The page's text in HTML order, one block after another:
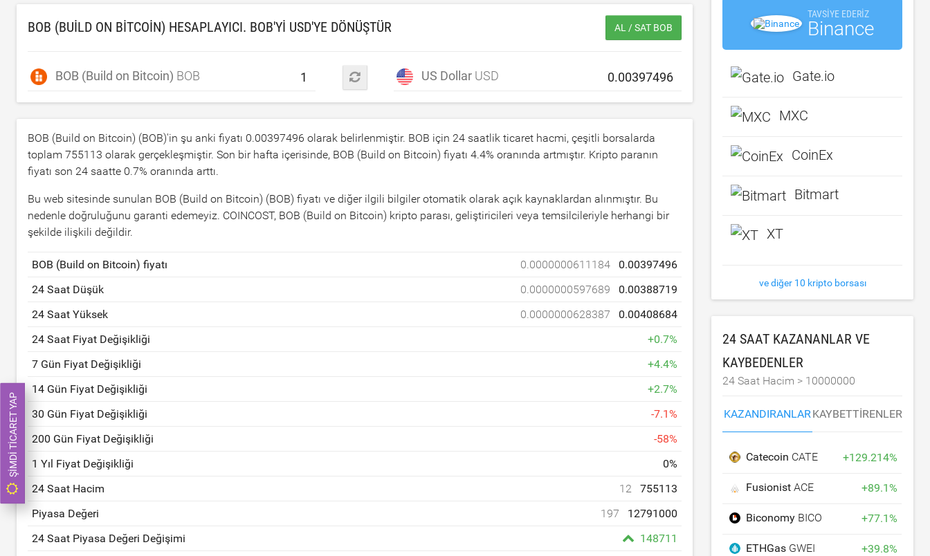
BOB (BUILD ON BITCOIN) HESAPLAYICI. BOB'YI USD'YE DÖNÜŞTÜR AL / SAT BOB
BOB (Build on Bitcoin) BOB US Dollar USD
BOB (Build on Bitcoin) (BOB)'in şu anki fiyatı 0.00397496 olarak belirlenmiştir. BOB için 24 saatlik ticaret hacmi, çeşitli borsalarda
toplam 755113 olarak gerçekleşmiştir. Son bir hafta içerisinde, BOB (Build on Bitcoin) fiyatı 4.4% oranında artmıştır. Kripto paranın
fiyatı son 24 saatte 0.7% oranında arttı.
Bu web sitesinde sunulan BOB (Build on Bitcoin) (BOB) fiyatı ve diğer ilgili bilgiler otomatik olarak açık kaynaklardan alınmıştır. Bu
nedenle doğruluğunu garanti edemeyiz. COINCOST, BOB (Build on Bitcoin) kripto parası, geliştiricileri veya temsilcileriyle herhangi bir
şekilde ilişkili değildir.
BOB (Build on Bitcoin) fiyatı 0.0000000611184
0.00397496
24 Saat Düşük
0.0000000597689
0.00388719
24 Saat Yüksek
0.0000000628387
0.00408684
24 Saat Fiyat Değişikliği
+0.7%
7 Gün Fiyat Değişikliği
+4.4%
14 Gün Fiyat Değişikliği
+2.7%
30 Gün Fiyat Değişikliği
-7.1%
200 Gün Fiyat Değişikliği
-58%
1 Yıl Fiyat Değişikliği
0%
24 Saat Hacim
12
755113
Piyasa Değeri
197
12791000
24 Saat Piyasa Değeri Değişimi
148711
TAVSIYE EDERIZ
Binance
Gate.io
MXC
CoinEx
Bitmart
XT
ve diğer 10 kripto borsası
24 SAAT KAZANANLAR VE
KAYBEDENLER
24 Saat Hacim > 10000000
KAZANDIRANLARKAYBETTIRENLER
Catecoin CATE +129.214%
FusionistACE +89.1%
Biconomy BICO +77.1%
ETHGas GWEI +39.8%
ŞIMDI TICARET YAP